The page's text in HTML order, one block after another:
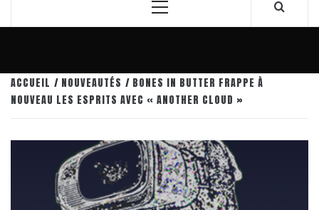
Menu
ACCUEIL NOUVEAUTÉS
BONES IN BUTTER FRAPPE À
NOUVEAU LES ESPRITS AVEC « ANOTHER CLOUD »